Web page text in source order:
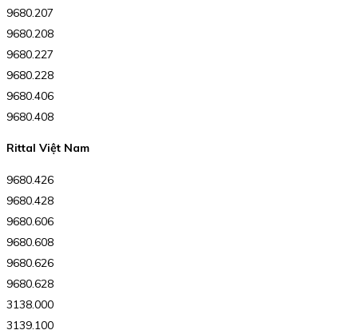
9680.207
9680.208
9680.227
9680.228
9680.406
9680.408
Rittal Việt Nam
9680.426
9680.428
9680.606
9680.608
9680.626
9680.628
3138.000
3139.100